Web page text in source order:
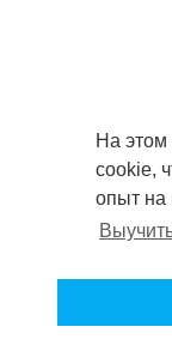
На этом
cookie,
опыт на